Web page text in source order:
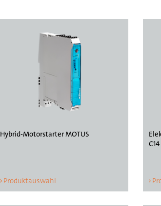
Hybrid-Motorstarter MOTUS
Produktauswahl
C14